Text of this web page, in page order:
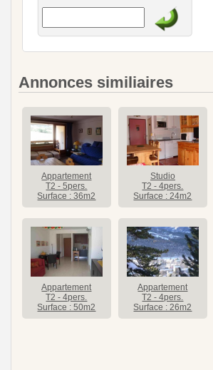
Annonces similiaires
Appartement
T2 - 5pers.
Surface : 36m2
Studio
T2 - 4pers.
Surface : 24m2
Appartement
T2 - 4pers.
Surface : 50m2
Appartement
T2 - 4pers.
Surface : 26m2